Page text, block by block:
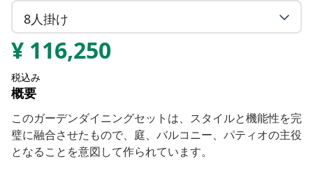
8人掛け
¥ 116,250
税込み
概要
このガーデンダイニングセットは、スタイルと機能性を完
璧に融合させたもので、庭、バルコニー、パティオの主役
となることを意図して作られています。